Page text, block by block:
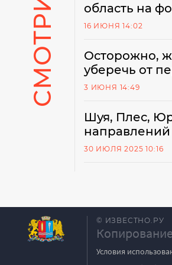
область на
16 ИЮНЯ 14:02
Осторожно,
уберечь от
3 ИЮНЯ 14:49
Шуя, Плес,
направлений
30 ИЮЛЯ 2025 10:16
© ИЗВЕСТНО.РУ
Условия